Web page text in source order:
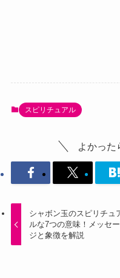
スピリチュアル
よかった
シャボン玉のスピリチュ
ルな7つの意味！メッセー
ジと象徴を解説